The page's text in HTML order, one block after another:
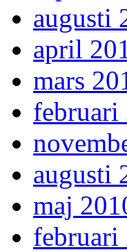
augusti
april
mars
februari
augusti
maj
februari